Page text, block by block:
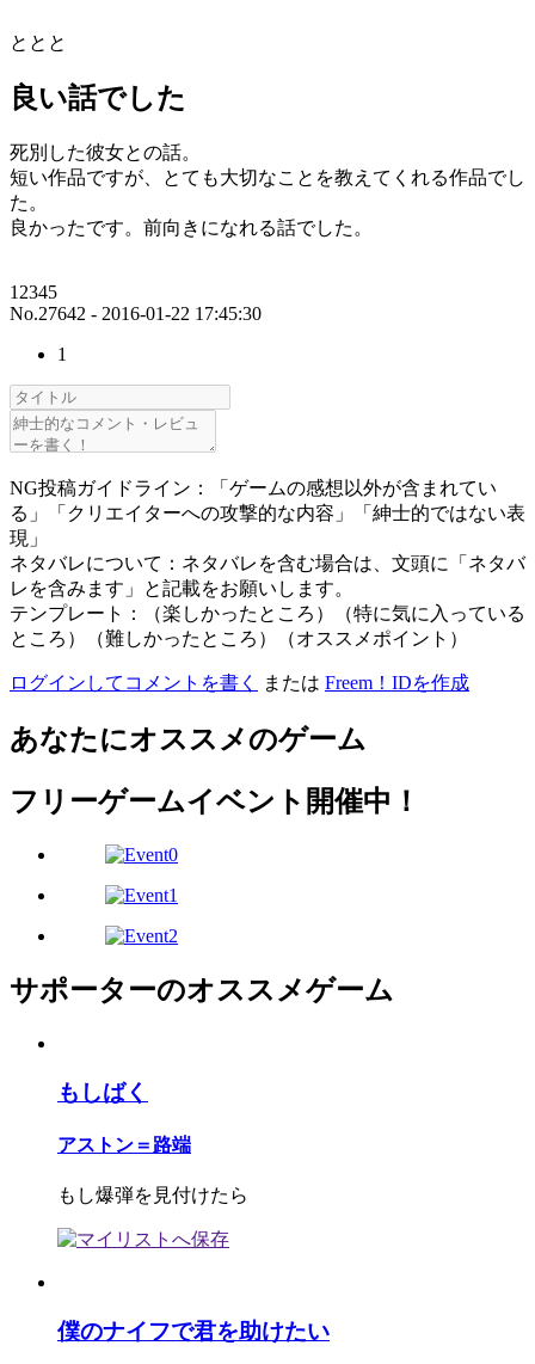
ととと
良い話でした
死別した彼女との話。
短い作品ですが、とても大切なことを教えてくれる作品でし
た。
良かったです。前向きになれる話でした。
12345
No.27642 - 2016-01-22 17:45:30
1
NG投稿ガイドライン：「ゲームの感想以外が含まれてい
る」「クリエイターへの攻撃的な内容」「紳士的ではない表
現」
ネタバレについて：ネタバレを含む場合は、文頭に「ネタバ
レを含みます」と記載をお願いします。
テンプレート：（楽しかったところ）（特に気に入っている
ところ）（難しかったところ）（オススメポイント）
ログインしてコメントを書く または Freem！IDを作成
あなたにオススメのゲーム
フリーゲームイベント開催中！
サポーターのオススメゲーム
もしばく
アストン＝路端
もし爆弾を見付けたら
僕のナイフで君を助けたい